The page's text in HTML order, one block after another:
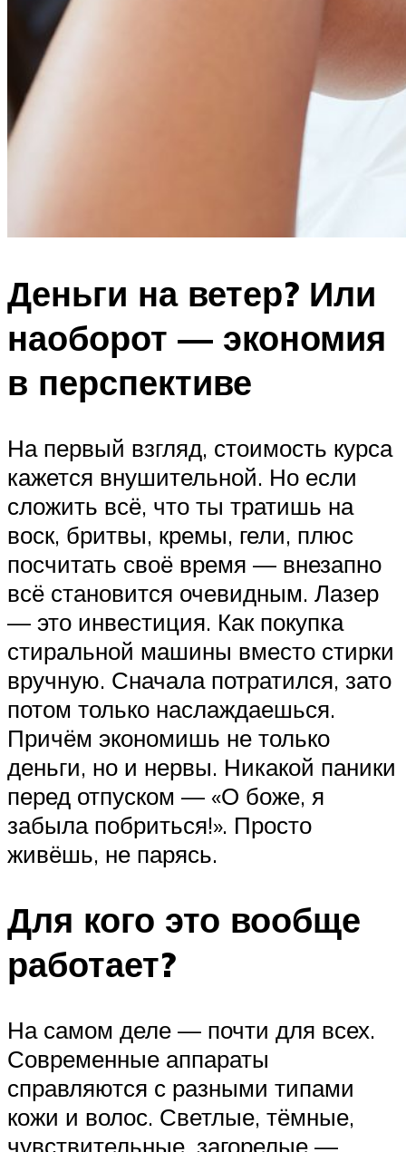
Деньги на ветер? Или
наоборот — экономия
в перспективе
На первый взгляд, стоимость курса
кажется внушительной. Но если
сложить всё, что ты тратишь на
воск, бритвы, кремы, гели, плюс
посчитать своё время — внезапно
всё становится очевидным. Лазер
— это инвестиция. Как покупка
стиральной машины вместо стирки
вручную. Сначала потратился, зато
потом только наслаждаешься.
Причём экономишь не только
деньги, но и нервы. Никакой паники
перед отпуском — «О боже, я
забыла побриться!». Просто
живёшь, не парясь.
Для кого это вообще
работает?
На самом деле — почти для всех.
Современные аппараты
справляются с разными типами
кожи и волос. Светлые, тёмные,
чувствительные, загорелые —